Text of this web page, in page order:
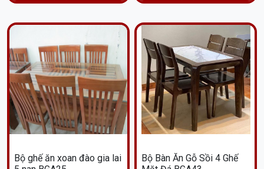
Bộ ghế ăn xoan đào gia lai
Bộ Bàn Ăn Gỗ Sồi 4 Ghế